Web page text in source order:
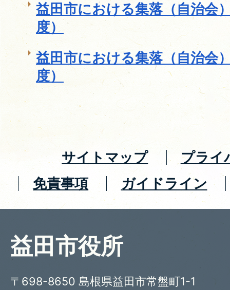
益田市における集落（自治会
度）
益田市における集落（自治会
度）
サイトマップ
プライ
免責事項
ガイドライン
益田市役所
〒698-8650 島根県益田市常盤町1-1